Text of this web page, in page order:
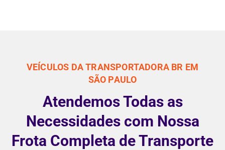
VEÍCULOS DA TRANSPORTADORA BR EM
SÃO PAULO
Atendemos Todas as
Necessidades com Nossa
Frota Completa de Transporte